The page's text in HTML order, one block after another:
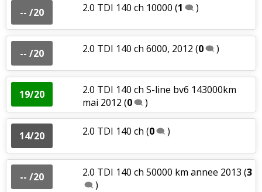
-- /20 2.0 TDI 140 ch 10000 (1 )
-- /20 2.0 TDI 140 ch 6000, 2012 (0 )
19/20
2.0 TDI 140 ch S-line bv6 143000km
mai 2012 (0 )
14/20 2.0 TDI 140 ch (0 )
-- /20 2.0 TDI 140 ch 50000 km annee 2013 (3
)